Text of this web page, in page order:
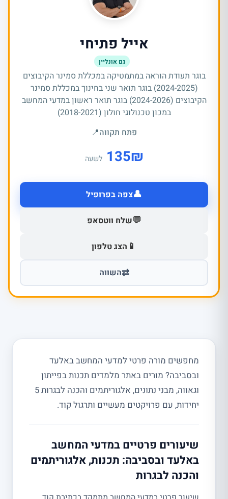
אייל פתיחי
גם אונליין
בוגר תעודת הוראה במתמטיקה במכללת סמינר הקיבוצים
(2024-2025) בוגר תואר שני בחינוך במכללת סמינר
הקיבוצים (2024-2026) בוגר תואר ראשון במדעי המחשב
במכון טכנולוגי חולון (2018-2021)
פתח תקווה📍
₪
135 לשעה
👤צפה בפרופיל
💬שלח ווטסאפ
📱 הצג טלפון
⇄השווה
מחפשים מורה פרטי למדעי המחשב באלעד
ובסביבה? מורים באתר מלמדים תכנות בפייתון
וגאווה, מבני נתונים, אלגוריתמים והכנה לבגרות 5
יחידות, עם פרויקטים מעשיים ותרגול קוד.
שיעורים פרטיים במדעי המחשב
באלעד ובסביבה: תכנות, אלגוריתמים
והכנה לבגרות